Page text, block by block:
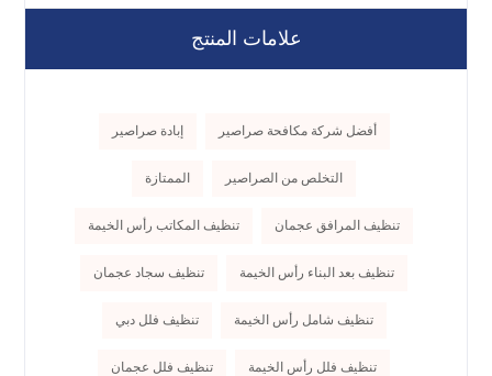
علامات المنتج
أفضل شركة مكافحة صراصير إبادة صراصير
التخلص من الصراصير الممتازة
تنظيف المرافق عجمان تنظيف المكاتب رأس الخيمة
تنظيف بعد البناء رأس الخيمة تنظيف سجاد عجمان
تنظيف شامل رأس الخيمة تنظيف فلل دبي
تنظيف فلل رأس الخيمة تنظيف فلل عجمان